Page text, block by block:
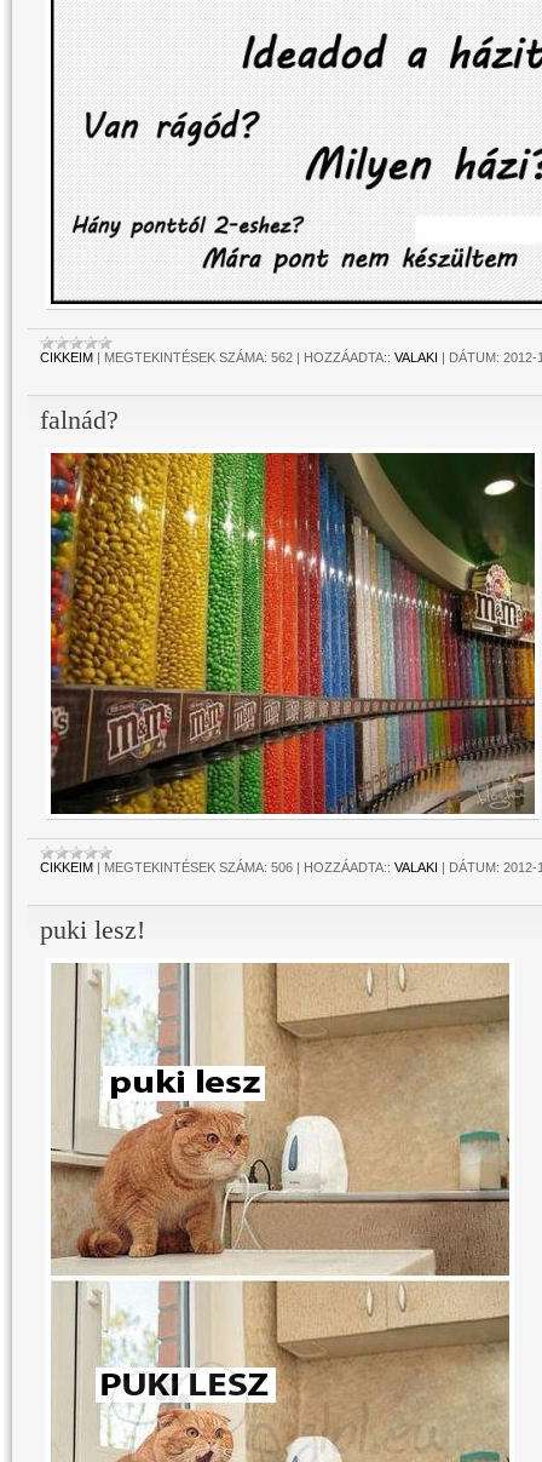
CIKKEIM | MEGTEKINTÉSEK SZÁMA: 562 | HOZZÁADTA:: VALAKI | DÁTUM: 2012-
falnád?
CIKKEIM | MEGTEKINTÉSEK SZÁMA: 506 | HOZZÁADTA:: VALAKI | DÁTUM: 2012-
puki lesz!